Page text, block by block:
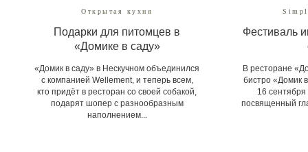
Открытая кухня
Подарки для питомцев в
«Домике в саду»
«Домик в саду» в Нескучном объединился
с компанией Wellement, и теперь всем,
кто придёт в ресторан со своей собакой,
подарят шопер с разнообразным
наполнением...
Фестиваль
В ресторане
бистро «Домик
16 сентября
посвященный